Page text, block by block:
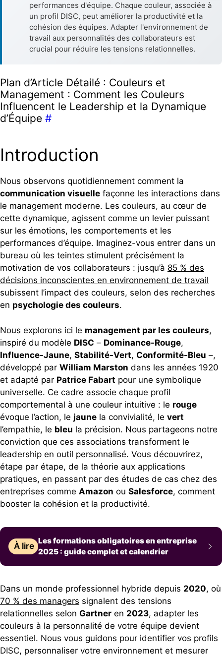
performances d'équipe. Chaque couleur, associée à
un profil DISC, peut améliorer la productivité et la
cohésion des équipes. Adapter l'environnement de
travail aux personnalités des collaborateurs est
crucial pour réduire les tensions relationnelles.
Plan d’Article Détailé : Couleurs et
Management : Comment les Couleurs
Influencent le Leadership et la Dynamique
d’Équipe #
Introduction
Nous observons quotidiennement comment la
communication visuelle façonne les interactions dans
le management moderne. Les couleurs, au cœur de
cette dynamique, agissent comme un levier puissant
sur les émotions, les comportements et les
performances d’équipe. Imaginez-vous entrer dans un
bureau où les teintes stimulent précisément la
motivation de vos collaborateurs : jusqu’à 85 % des
décisions inconscientes en environnement de travail
subissent l’impact des couleurs, selon des recherches
en psychologie des couleurs.
Nous explorons ici le management par les couleurs,
inspiré du modèle DISC – Dominance-Rouge,
Influence-Jaune, Stabilité-Vert, Conformité-Bleu –,
développé par William Marston dans les années 1920
et adapté par Patrice Fabart pour une symbolique
universelle. Ce cadre associe chaque profil
comportemental à une couleur intuitive : le rouge
évoque l’action, le jaune la convivialité, le vert
l’empathie, le bleu la précision. Nous partageons notre
conviction que ces associations transforment le
leadership en outil personnalisé. Vous découvrirez,
étape par étape, de la théorie aux applications
pratiques, en passant par des études de cas chez des
entreprises comme Amazon ou Salesforce, comment
booster la cohésion et la productivité.
À lire
Les formations obligatoires en entreprise
2025 : guide complet et calendrier
Dans un monde professionnel hybride depuis 2020, où
70 % des managers signalent des tensions
relationnelles selon Gartner en 2023, adapter les
couleurs à la personnalité de votre équipe devient
essentiel. Nous vous guidons pour identifier vos profils
DISC, personnaliser votre environnement et mesurer